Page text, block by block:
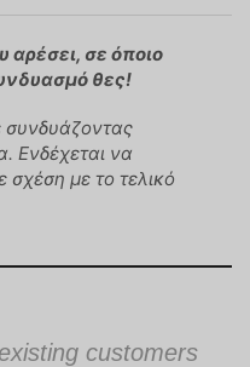
αρέσει, σε όποιο
θες!
συνδυάζοντας
Ενδέχεται να
σχέση με το τελικό
customers